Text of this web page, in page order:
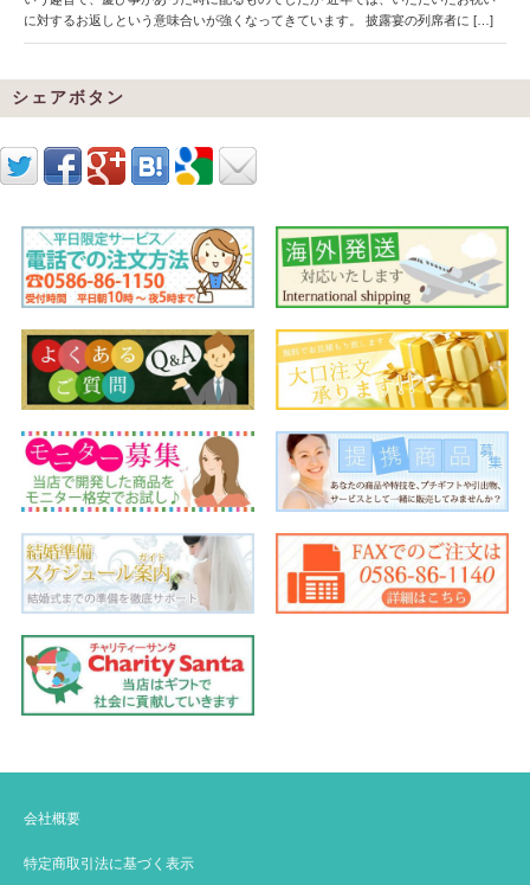
に対するお返しという意味合いが強くなってきています。 披露宴の列席者に […]
シェアボタン
会社概要
特定商取引法に基づく表示